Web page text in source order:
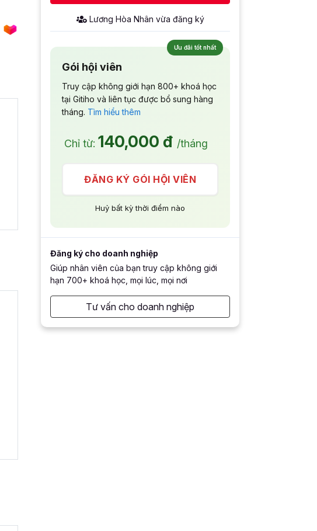
Lương Hòa Nhân vừa đăng ký
Ưu đãi tốt nhất
Gói hội viên
Truy cập không giới hạn 800+ khoá học
tại Gitiho và liên tục được bổ sung hàng
tháng. Tìm hiểu thêm
Chỉ từ: 140,000 đ /tháng
ĐĂNG KÝ GÓI HỘI VIÊN
Huỷ bất kỳ thời điểm nào
Đăng ký cho doanh nghiệp
Giúp nhân viên của bạn truy cập không giới
hạn 700+ khoá học, mọi lúc, mọi nơi
Tư vấn cho doanh nghiệp